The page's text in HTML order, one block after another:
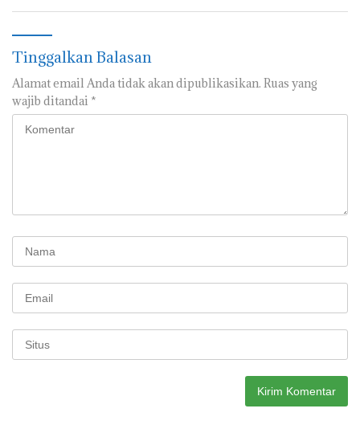
Tinggalkan Balasan
Alamat email Anda tidak akan dipublikasikan. Ruas yang
wajib ditandai *